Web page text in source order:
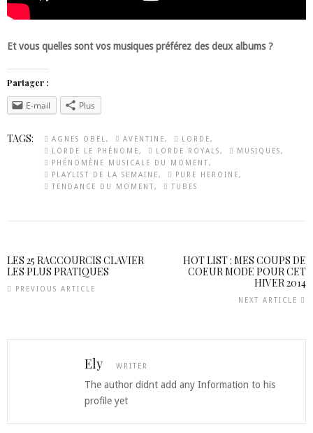
Et vous quelles sont vos musiques préférez des deux albums ?
Partager :
E-mail Plus
TAGS: AGNES OBEL AVENTINE
LORDE
LORDE LE PHÉNOME
LORDE ROYALS
MUSIQUES
PHÉNOMÈNE MUSICALE DU MOMENT
PLAYLIST DE LA SEMAINE
PURE HEROINE
TENDANCE DU MOMENT
TUBES
LES 25 RACCOURCIS CLAVIER
LES PLUS PRATIQUES
PREVIOUS ARTICLE
HOT LIST : MES COUPS DE
COEUR MODE POUR CET
HIVER 2014
NEXT ARTICLE
Ely WRITER
The author didnt add any Information to his
profile yet